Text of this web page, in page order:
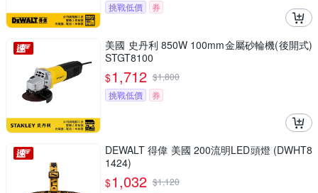
挑戰低價 券
美國 史丹利 850W 100mm金屬砂輪機(後開式)
STGT8100
$1,712 $1,800
挑戰低價
券
DEWALT 得偉 美國 200流明LED頭燈 (DWHT8
1424)
$1,032 $1,120